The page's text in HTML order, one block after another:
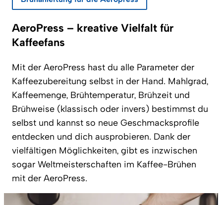
AeroPress – kreative Vielfalt für
Kaffeefans
Mit der AeroPress hast du alle Parameter der
Kaffeezubereitung selbst in der Hand. Mahlgrad,
Kaffeemenge, Brühtemperatur, Brühzeit und
Brühweise (klassisch oder invers) bestimmst du
selbst und kannst so neue Geschmacksprofile
entdecken und dich ausprobieren. Dank der
vielfältigen Möglichkeiten, gibt es inzwischen
sogar Weltmeisterschaften im Kaffee-Brühen
mit der AeroPress.